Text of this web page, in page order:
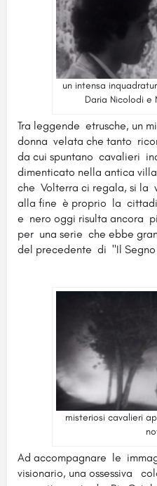
un intensa
Daria Nicolodi e
Tra leggende etrusche, un
donna velata che tanto
da cui spuntano cavalieri
dimenticato nella antica
che Volterra ci regala, si
alla fine è proprio la
e nero oggi risulta ancora
per una serie che ebbe
del precedente di "Il Segno
misteriosi cavalieri
Ad accompagnare le
visionario, una ossessiva